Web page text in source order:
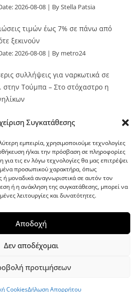
Συγκατάθεσης
εμπειρία, χρησιμοποιούμε τεχνολογίες
ή/και την πρόσβαση σε πληροφορίες
τις εν λόγω τεχνολογίες θα μας επιτρέψει
προσωπικού χαρακτήρα, όπως
μοναδικά αναγνωριστικά σε αυτόν τον
ή η ανάκληση της συγκατάθεσης, μπορεί να
λειτουργίες και δυνατότητες.
Αποδοχή
Δεν αποδέχομαι
προτιμήσεων
CookiesΔήλωση Απορρήτου
2026-08-08 By Stella Patsia
τιμών έως 7% σε πάνω από
ξεκινούν
2026-08-08 By metro24
συλλήψεις για ναρκωτικά σε
στην Τούμπα – Στο στόχαστρο η
|Viral Newsby HashThemes